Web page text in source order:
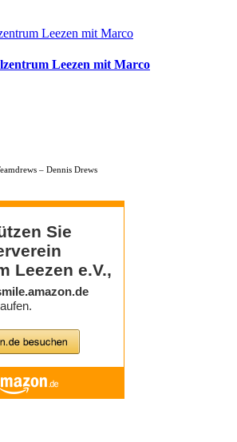
Leezen mit Marco
Leezen mit Marco
– Dennis Drews